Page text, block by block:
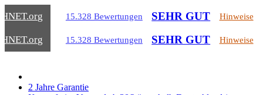
.org 15.328 Bewertungen SEHR GUT Hinweise
.org 15.328 Bewertungen SEHR GUT Hinweise
2 Jahre Garantie